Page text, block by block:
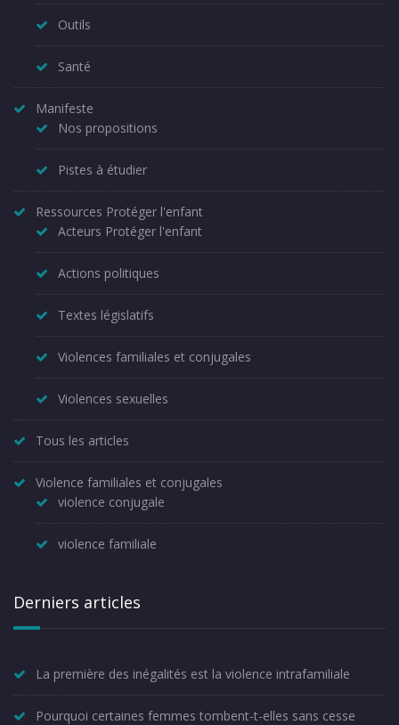
Outils
Santé
Manifeste
Nos propositions
Pistes à étudier
Ressources Protéger l'enfant
Acteurs Protéger l'enfant
Actions politiques
Textes législatifs
Violences familiales et conjugales
Violences sexuelles
Tous les articles
Violence familiales et conjugales
violence conjugale
violence familiale
Derniers articles
La première des inégalités est la violence intrafamiliale
Pourquoi certaines femmes tombent-t-elles sans cesse